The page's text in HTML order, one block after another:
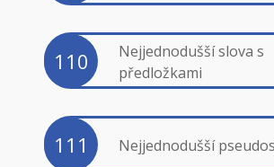
110
Nejjednodušší slova s
předložkami
111 Nejjednodušší